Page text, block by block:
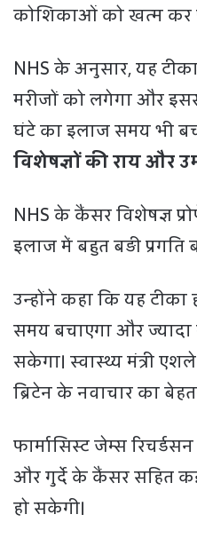
कोशिकाओं को खत्म कर
NHS के अनुसार, यह
मरीजों को लगेगा और
घंटे का इलाज समय भी
विशेषज्ञों की राय और
NHS के कैंसर विशेषज्ञ
इलाज में बहुत बड़ी प्रगति
उन्होंने कहा कि यह टीका
समय बचाएगा और
सकेगा। स्वास्थ्य मंत्री
ब्रिटेन के नवाचार का
फार्मासिस्ट जेम्स
और गुर्दे के कैंसर सहित
हो सकेगी।